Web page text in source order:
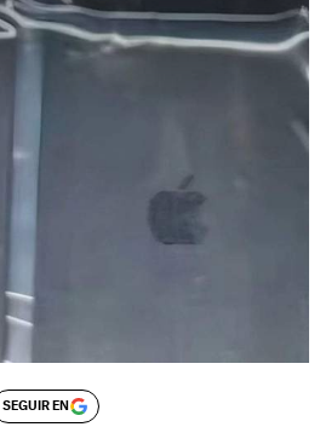
SEGUIR EN